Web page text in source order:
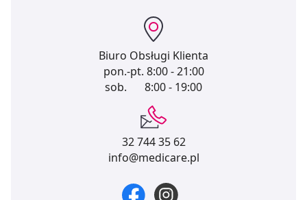
Biuro Obsługi Klienta
pon.-pt. 8:00 - 21:00
sob.
8:00 - 19:00
32 744 35 62
info@medicare.pl